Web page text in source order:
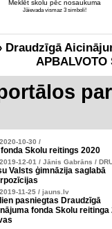
Meklēt skolu pēc nosaukuma
Jāievada vismaz 3 simboli!
Draudzīgā
APBALVOTO
10-30 /
fonda Skolu reitings 2020
12-01 / Jānis Gabrāns /
Valsts ģimnāzija saglabā
11-25 / jauns.lv
pasniegtas Draudzīgā
fonda Skolu reitinga